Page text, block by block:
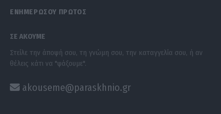
ΕΝΗΜΕΡΩΣΟΥ ΠΡΩΤΟΣ
ΣΕ ΑΚΟΥΜΕ
Στείλε την άποψή σου, τη γνώμη σου, την καταγγελία σου, ή αν
θέλεις κάτι να "ψάξουμε".
akouseme@paraskhnio.gr